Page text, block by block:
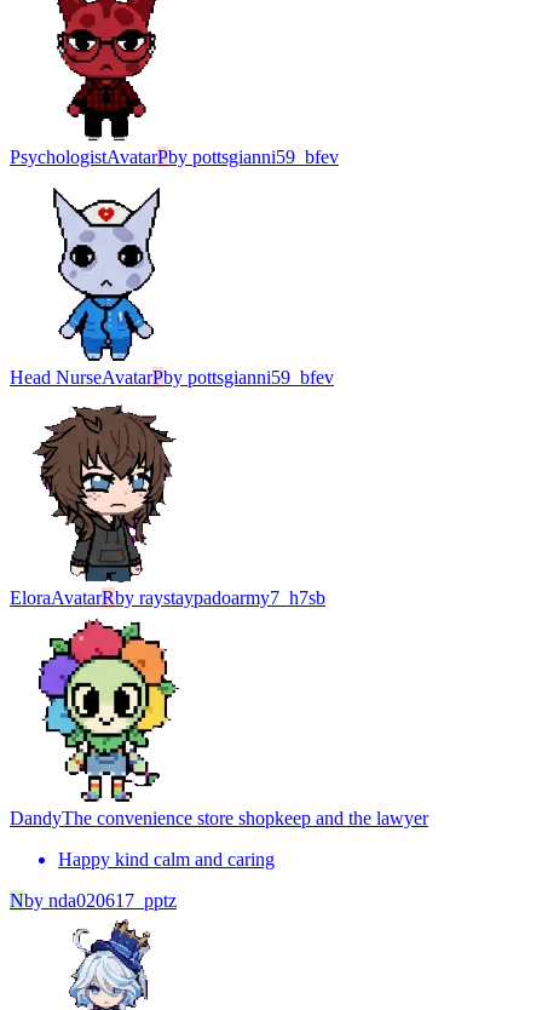
PsychologistAvatarPby pottsgianni59_bfev
Head NurseAvatarPby pottsgianni59_bfev
EloraAvatarRby raystaypadoarmy7_h7sb
DandyThe convenience store shopkeep and the lawyer
Happy kind calm and caring
Nby nda020617_pptz